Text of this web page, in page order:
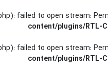
failed to open stream:
content/plugins/RTL-
failed to open stream:
content/plugins/RTL-